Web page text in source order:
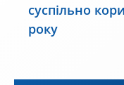
суспільно
року